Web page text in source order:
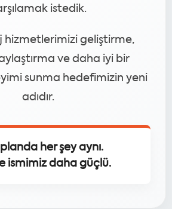
istedik.
hizmetlerimizi geliştirme,
ve daha iyi bir
sunma hedefimizin yeni
adıdır.
her şey aynı.
ismimiz daha güçlü.